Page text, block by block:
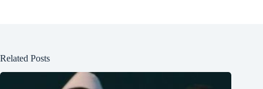
Related Posts